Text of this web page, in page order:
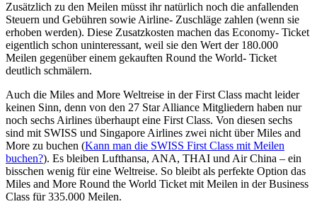
Zusätzlich zu den Meilen müsst ihr natürlich noch die anfallenden
Steuern und Gebühren sowie Airline- Zuschläge zahlen (wenn sie
erhoben werden). Diese Zusatzkosten machen das Economy- Ticket
eigentlich schon uninteressant, weil sie den Wert der 180.000
Meilen gegenüber einem gekauften Round the World- Ticket
deutlich schmälern.
Auch die Miles and More Weltreise in der First Class macht leider
keinen Sinn, denn von den 27 Star Alliance Mitgliedern haben nur
noch sechs Airlines überhaupt eine First Class. Von diesen sechs
sind mit SWISS und Singapore Airlines zwei nicht über Miles and
More zu buchen (Kann man die SWISS First Class mit Meilen
buchen?). Es bleiben Lufthansa, ANA, THAI und Air China – ein
bisschen wenig für eine Weltreise. So bleibt als perfekte Option das
Miles and More Round the World Ticket mit Meilen in der Business
Class für 335.000 Meilen.